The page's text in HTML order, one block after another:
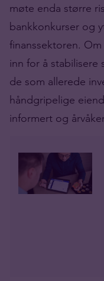
møte enda større
bankkonkurser og
finanssektoren.
inn for å stabilisere
de som allerede
håndgripelige
informert og